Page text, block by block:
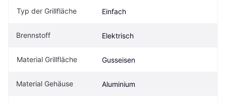
Typ der Grillfläche Einfach
Brennstoff Elektrisch
Material Grillfläche Gusseisen
Material Gehäuse Aluminium